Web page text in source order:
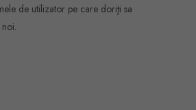
de utilizator pe care doriţi sa